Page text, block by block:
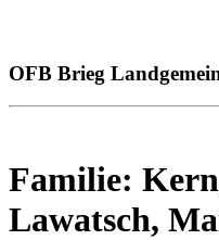
OFB Brieg
Familie:
Lawatsch,